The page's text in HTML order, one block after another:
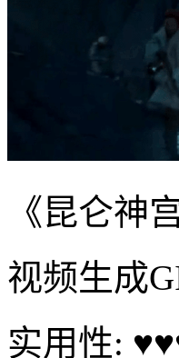
《昆仑神
视频生成
实用性: